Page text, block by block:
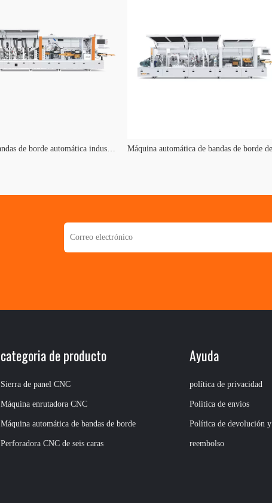
Máquina de bandas de borde automática industrial KE-568JS
categoria de producto
Sierra de panel CNC
Máquina enrutadora CNC
Máquina automática de bandas de borde
Perforadora CNC de seis caras
Ayuda
política de privacidad
Politica de envios
Política de devolución y
reembolso